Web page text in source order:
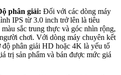
phân giải: Đối với các dòng máy
IPS từ 3.0 inch trở lên là tiêu
sắc trung thực và góc nhìn rộng,
chơi. Với dòng máy chuyên kết
phân giải HD hoặc 4K là yếu tố
trị sản phẩm và bán được mức giá